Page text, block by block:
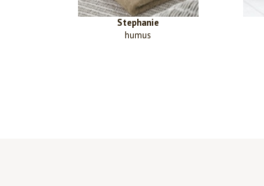
Stephanie
humus